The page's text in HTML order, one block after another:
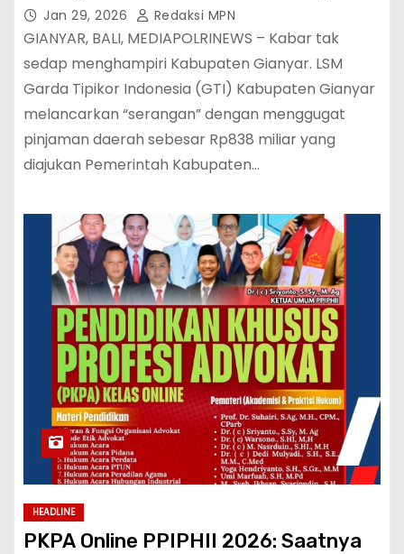
Baru?
Jan 29, 2026 Redaksi MPN
GIANYAR, BALI, MEDIAPOLRINEWS – Kabar tak
sedap menghampiri Kabupaten Gianyar. LSM
Garda Tipikor Indonesia (GTI) Kabupaten Gianyar
melancarkan “serangan” dengan menggugat
pinjaman daerah sebesar Rp838 miliar yang
diajukan Pemerintah Kabupaten…
HEADLINE
PKPA Online PPIPHII 2026: Saatnya